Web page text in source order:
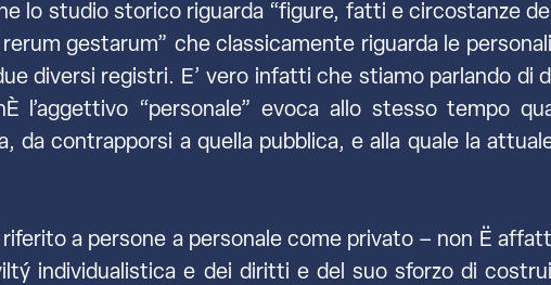
lo studio storico riguarda “figure, fatti e circostanze
gestarum” che classicamente riguarda le
diversi registri. E’ vero infatti che stiamo parlando di
l’aggettivo “personale” evoca allo stesso tempo
da contrapporsi a quella pubblica, e alla quale la
a persone a personale come privato – non Ë
individualistica e dei diritti e del suo sforzo di